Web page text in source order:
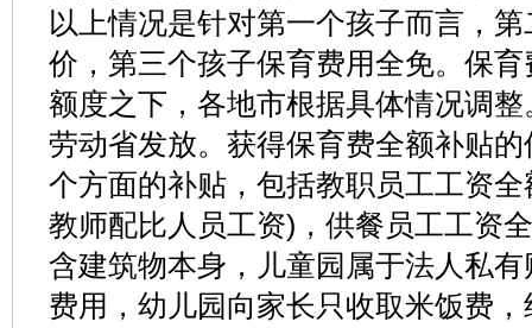
以上情况是针对第一个孩子而言，
价，第三个孩子保育费用全免。保
额度之下，各地市根据具体情况调
劳动省发放。获得保育费全额补贴
个方面的补贴，包括教职员工工资
教师配比人员工资)，供餐员工工资
含建筑物本身，儿童园属于法人私
费用，幼儿园向家长只收取米饭费